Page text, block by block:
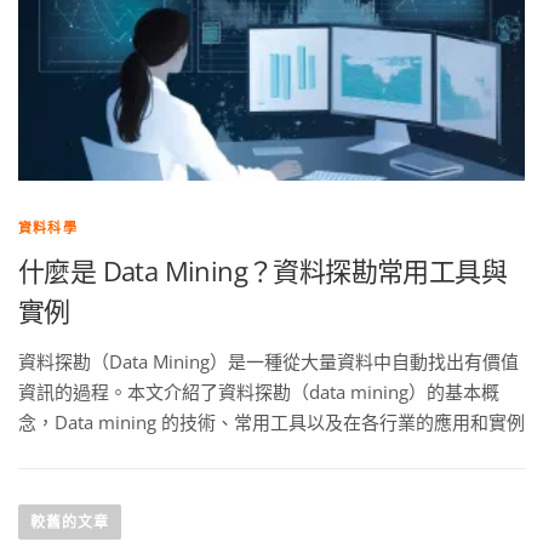
資料科學
什麼是 Data Mining？資料探勘常用工具與
實例
資料探勘（Data Mining）是一種從大量資料中自動找出有價值
資訊的過程。本文介紹了資料探勘（data mining）的基本概
念，Data mining 的技術、常用工具以及在各行業的應用和實例
較舊的文章